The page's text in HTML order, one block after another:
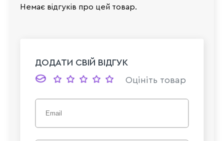
Немає відгуків про цей товар.
ДОДАТИ СВІЙ ВІДГУК
Оцініть товар